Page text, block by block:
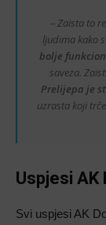
– Zaista to
ljudima kako
bolje
saveza.
Prelijepa je
uzrasta koji
Uspjesi
Svi uspjesi AK